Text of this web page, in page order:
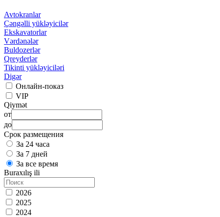
Avtokranlar
Çəngəlli yükləyicilər
Ekskavatorlar
Vərdənələr
Buldozerlər
Qreyderlər
Tikinti yükləyiciləri
Digər
Онлайн-показ
VIP
Qiymət
от
до
Срок размещения
За 24 часа
За 7 дней
За все время
Buraxılış ili
2026
2025
2024